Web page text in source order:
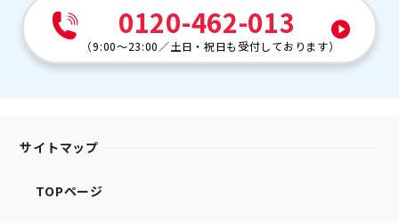
0120-462-013
（9:00～23:00 ／土日・祝日も受付しております）
サイトマップ
TOPページ